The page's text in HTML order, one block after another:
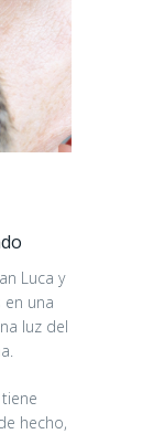
Luca y
una
luz del
hecho,